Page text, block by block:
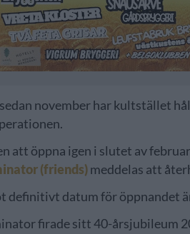
november har kultstället
att öppna igen i slutet av
(friends)meddelas att
definitivt datum för öppnandet
firade sitt 40-årsjubileum